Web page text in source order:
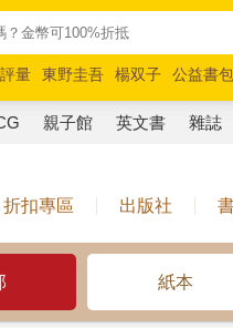
量 東野圭吾 楊双子 公益書包
奧德賽 路邊攤新作 馬斯克
親子館 英文書 雜誌
折扣專區 出版社
紙本